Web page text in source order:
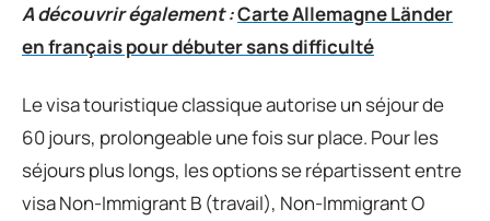
A découvrir également :Carte Allemagne Länder
en français pour débuter sans difficulté
Le visa touristique classique autorise un séjour de
60 jours, prolongeable une fois sur place. Pour les
séjours plus longs, les options se répartissent entre
visa Non-Immigrant B (travail), Non-Immigrant O